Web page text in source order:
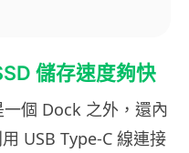
儲存速度夠快
個 Dock 之外，還內
USB Type-C 線連接